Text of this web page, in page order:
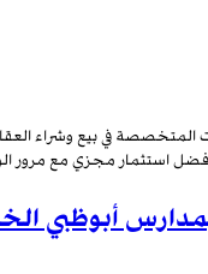
في بيع وشراء
أفضل استثمار مجزي مع
أبوظبي